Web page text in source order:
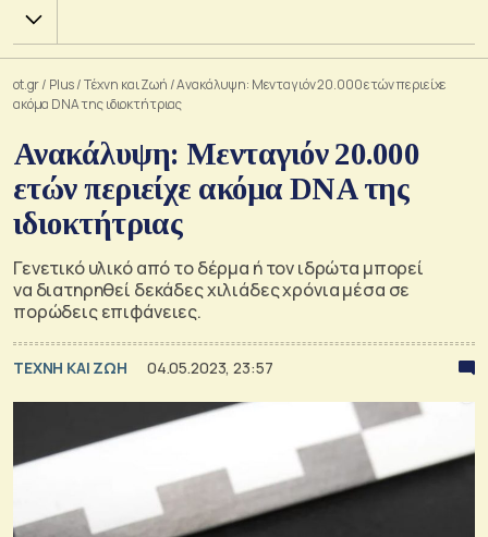
Χ.Α.
ot.gr/ Plus/Tέχνη και Ζωή /Ανακάλυψη: Μενταγιόν 20.000 ετών περιείχε
ακόμα DNA της ιδιοκτήτριας
Ανακάλυψη: Μενταγιόν 20.000
ετών περιείχε ακόμα DNA της
ιδιοκτήτριας
Γενετικό υλικό από το δέρμα ή τoν ιδρώτα μπορεί
να διατηρηθεί δεκάδες χιλιάδες χρόνια μέσα σε
πορώδεις επιφάνειες.
TΕΧΝΗ ΚΑΙ ΖΩΗ 04.05.2023, 23:57